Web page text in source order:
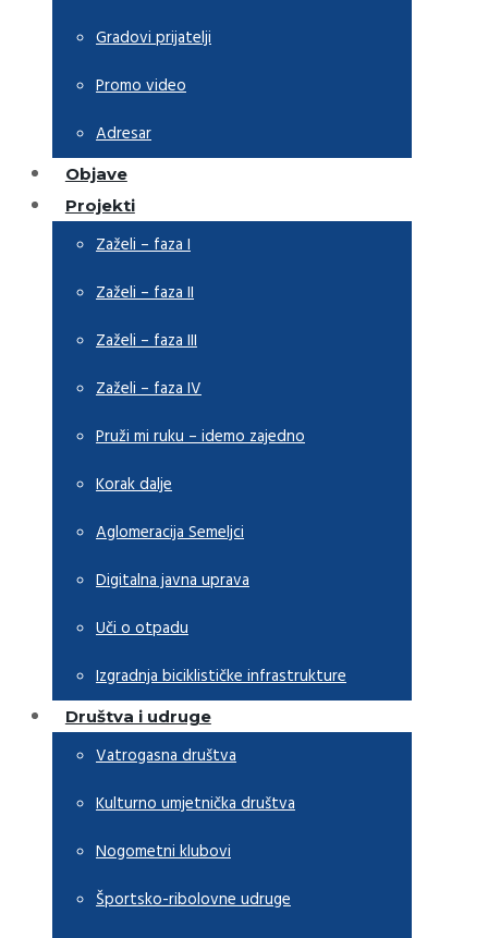
Gradovi prijatelji
Promo video
Adresar
Objave
Projekti
Zaželi – faza I
Zaželi – faza II
Zaželi – faza III
Zaželi – faza IV
Pruži mi ruku – idemo zajedno
Korak dalje
Aglomeracija Semeljci
Digitalna javna uprava
Uči o otpadu
Izgradnja biciklističke infrastrukture
Društva i udruge
Vatrogasna društva
Kulturno umjetnička društva
Nogometni klubovi
Športsko-ribolovne udruge